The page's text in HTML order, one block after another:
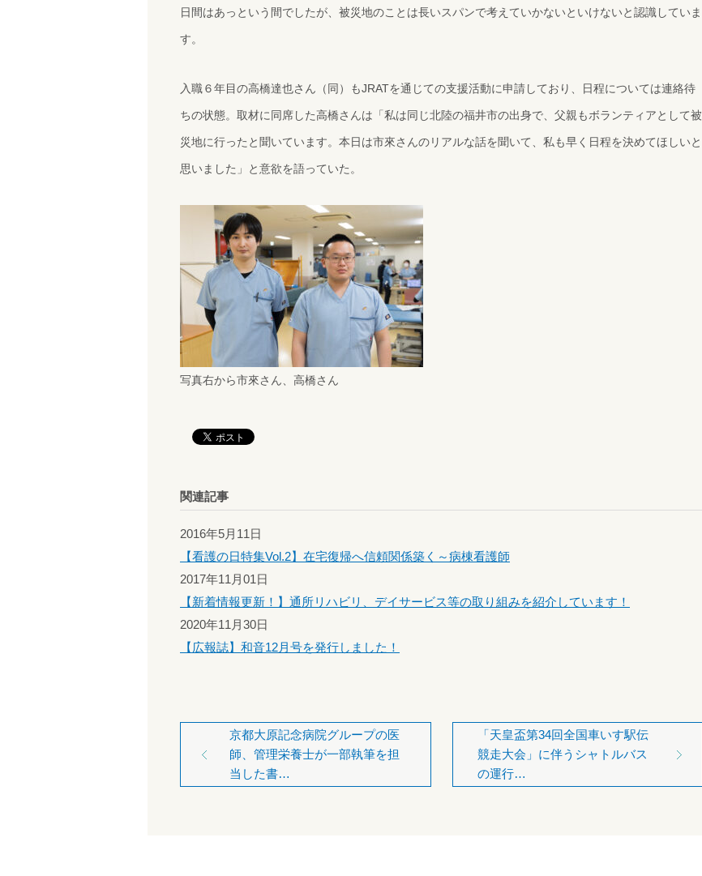
日間はあっという間でしたが、被災地のことは長いスパンで考えていかないといけないと認識していま
す。
入職６年目の高橋達也さん（同）もJRATを通じての支援活動に申請しており、日程については連絡待
ちの状態。取材に同席した高橋さんは「私は同じ北陸の福井市の出身で、父親もボランティアとして被
災地に行ったと聞いています。本日は市來さんのリアルな話を聞いて、私も早く日程を決めてほしいと
思いました」と意欲を語っていた。
写真右から市來さん、高橋さん
関連記事
2016年5月11日
【看護の日特集Vol.2】在宅復帰へ信頼関係築く～病棟看護師
2017年11月01日
【新着情報更新！】通所リハビリ、デイサービス等の取り組みを紹介しています！
2020年11月30日
【広報誌】和音12月号を発行しました！
京都大原記念病院グループの医
師、管理栄養士が一部執筆を担
当した書…
「天皇盃第34回全国車いす駅伝
競走大会」に伴うシャトルバス
の運行…